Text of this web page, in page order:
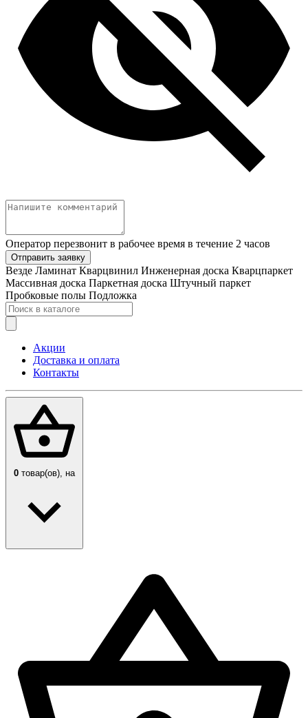
Оператор перезвонит в рабочее время в течение 2 часов
Отправить заявку
Везде Ламинат Кварцвинил Инженерная доска Кварцпаркет
Массивная доска Паркетная доска Штучный паркет
Пробковые полы Подложка
Акции
Доставка и оплата
Контакты
0 товар(ов), на